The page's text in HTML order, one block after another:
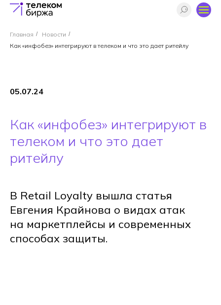
Главная / Новости /
Как «инфобез» интегрируют в телеком и что это дает ритейлу
05.07.24
Как «инфобез» интегрируют в
телеком и что это дает
ритейлу
В Retail Loyalty вышла статья
Евгения Крайнова о видах атак
на маркетплейсы и современных
способах защиты.